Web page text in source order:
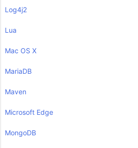
Log4j2
Lua
Mac OS X
MariaDB
Maven
Microsoft Edge
MongoDB